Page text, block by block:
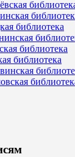
библиотека
библиотека
библиотека